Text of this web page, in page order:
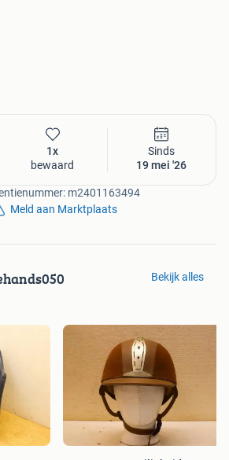
1x
bewaard
Sinds
19 mei '26
m2401163494
Meld aan Marktplaats
Bekijk alles